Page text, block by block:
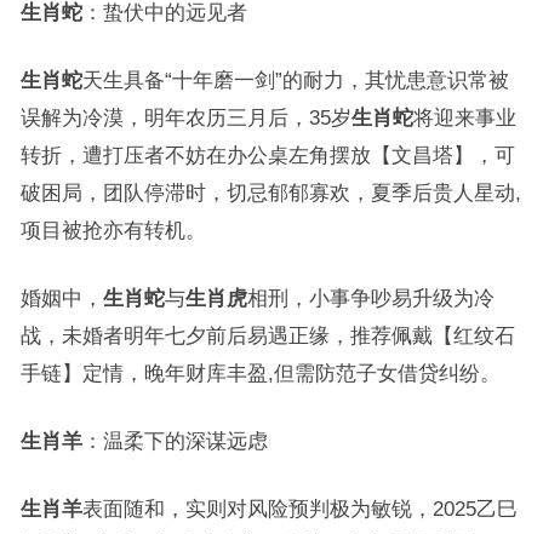
生肖蛇：蛰伏中的远见者
生肖蛇天生具备“十年磨一剑”的耐力，其忧患意识常被
误解为冷漠，明年农历三月后，35岁生肖蛇将迎来事业
转折，遭打压者不妨在办公桌左角摆放【文昌塔】，可
破困局，团队停滞时，切忌郁郁寡欢，夏季后贵人星动,
项目被抢亦有转机。
婚姻中， 生肖蛇与生肖虎相刑，小事争吵易升级为冷
战，未婚者明年七夕前后易遇正缘，推荐佩戴【红纹石
手链】定情，晚年财库丰盈,但需防范子女借贷纠纷。
生肖羊：温柔下的深谋远虑
生肖羊表面随和，实则对风险预判极为敏锐，2025乙巳